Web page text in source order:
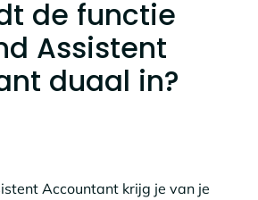
de functie
Assistent
duaal in?
Accountant krijg je van je